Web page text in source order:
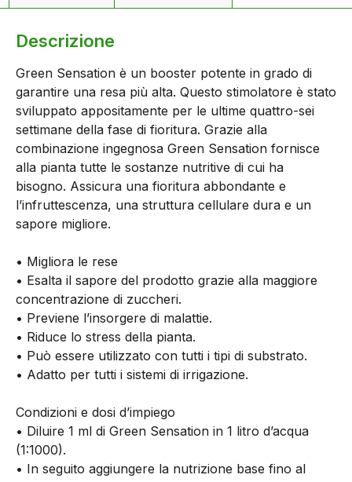
Descrizione
Green Sensation è un booster potente in grado di
garantire una resa più alta. Questo stimolatore è stato
sviluppato appositamente per le ultime quattro-sei
settimane della fase di fioritura. Grazie alla
combinazione ingegnosa Green Sensation fornisce
alla pianta tutte le sostanze nutritive di cui ha
bisogno. Assicura una fioritura abbondante e
l’infruttescenza, una struttura cellulare dura e un
sapore migliore.
• Migliora le rese
• Esalta il sapore del prodotto grazie alla maggiore
concentrazione di zuccheri.
• Previene l’insorgere di malattie.
• Riduce lo stress della pianta.
• Può essere utilizzato con tutti i tipi di substrato.
• Adatto per tutti i sistemi di irrigazione.
Condizioni e dosi d’impiego
• Diluire 1 ml di Green Sensation in 1 litro d’acqua
(1:1000).
• In seguito aggiungere la nutrizione base fino al